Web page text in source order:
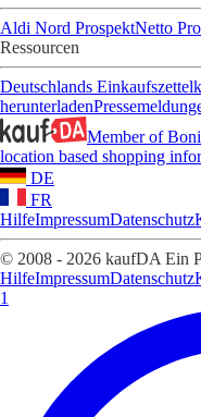
Aldi Nord ProspektNetto
Ressourcen
Deutschlands Einkaufszettel
herunterladen
Member of
location based shopping
DE
FR
HilfeImpressumDatenschutz
© 2008 - 2026 kaufDA Ein
HilfeImpressumDatenschutz
1